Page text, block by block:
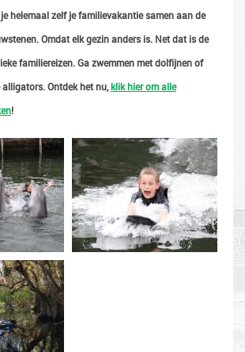
helemaal zelf je familievakantie samen aan de
Omdat elk gezin anders is. Net dat is de
familiereizen. Ga zwemmen met dolfijnen of
Ontdek het nu,klik hier om alle
!